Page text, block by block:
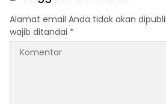
Alamat email Anda tidak akan
wajib ditandai *